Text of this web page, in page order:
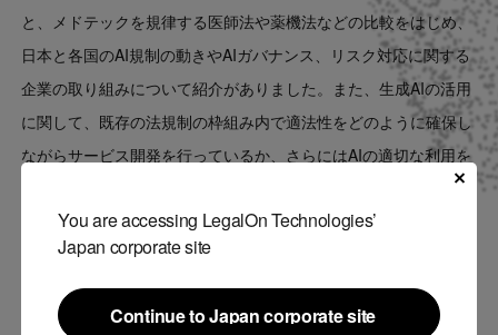
You are accessing LegalOn Technologies’
Japan corporate site
Continue to Japan corporate site
と、メドテックを規律する医師法や薬機法などの比較をはじめ、
日本と各国のAI規制の動きやAIガバナンス、リスク対応に関する
企業の取り組みについて紹介がありました。また、生成AIの活用
に関して、既存の法規制の枠組み内で適法性をどのように確保し
ながらサービス開発を行っているか、さらにはAIの適切な利用を
実現するためのプロジェクト体制や従業員のリテラシー向上に向
けた取り組みなどについても活発な意見交換がなされました。
今後もLegalOn Technologiesは、リーガルテックのリーディング
カンパニーとして、様々な法分野において、業界の成長と発展に